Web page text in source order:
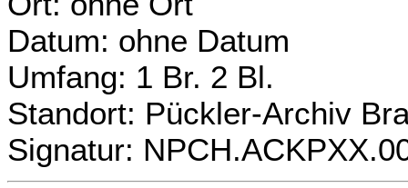
Datum: ohne Datum
Umfang: 1 Br. 2 Bl.
Standort: Pückler-Archiv
Signatur: